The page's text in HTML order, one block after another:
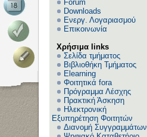
Forum
Downloads
Ενεργ. Λογαριασμού
Επικοινωνία
Χρήσιμα links
Σελίδα τμήματος
Βιβλιοθήκη Τμήματος
Elearning
Φοιτητικά fora
Πρόγραμμα Λέσχης
Πρακτική Άσκηση
Ηλεκτρονική
Εξυπηρέτηση Φοιτητών
Διανομή Συγγραμμάτων